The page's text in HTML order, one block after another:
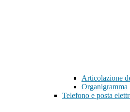
Articolazione
Organigramma
Telefono e posta